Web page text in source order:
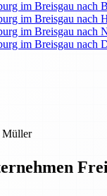
im Breisgau nach
im Breisgau nach
im Breisgau nach
im Breisgau nach
Müller